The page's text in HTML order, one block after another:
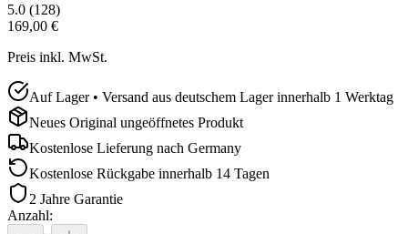
5.0 (128)
169,00 €
Preis inkl. MwSt.
Auf Lager • Versand aus deutschem Lager innerhalb 1 Werktag
Neues Original ungeöffnetes Produkt
Kostenlose Lieferung nach Germany
Kostenlose Rückgabe innerhalb 14 Tagen
2 Jahre Garantie
Anzahl: